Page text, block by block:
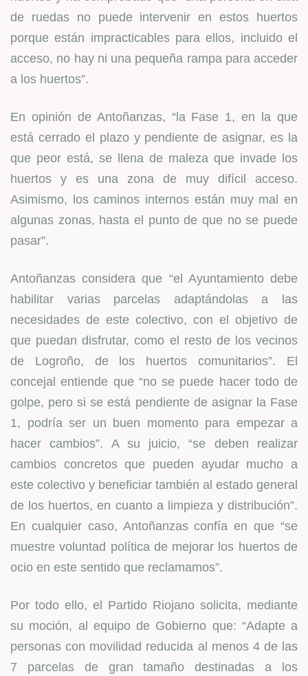
de ruedas no puede intervenir en estos huertos
porque están impracticables para ellos, incluido el
acceso, no hay ni una pequeña rampa para acceder
a los huertos”.
En opinión de Antoñanzas, “la Fase 1, en la que
está cerrado el plazo y pendiente de asignar, es la
que peor está, se llena de maleza que invade los
huertos y es una zona de muy difícil acceso.
Asimismo, los caminos internos están muy mal en
algunas zonas, hasta el punto de que no se puede
pasar”.
Antoñanzas considera que “el Ayuntamiento debe
habilitar varias parcelas adaptándolas a las
necesidades de este colectivo, con el objetivo de
que puedan disfrutar, como el resto de los vecinos
de Logroño, de los huertos comunitarios”. El
concejal entiende que “no se puede hacer todo de
golpe, pero si se está pendiente de asignar la Fase
1, podría ser un buen momento para empezar a
hacer cambios”. A su juicio, “se deben realizar
cambios concretos que pueden ayudar mucho a
este colectivo y beneficiar también al estado general
de los huertos, en cuanto a limpieza y distribución”.
En cualquier caso, Antoñanzas confía en que “se
muestre voluntad política de mejorar los huertos de
ocio en este sentido que reclamamos”.
Por todo ello, el Partido Riojano solicita, mediante
su moción, al equipo de Gobierno que: “Adapte a
personas con movilidad reducida al menos 4 de las
7 parcelas de gran tamaño destinadas a los